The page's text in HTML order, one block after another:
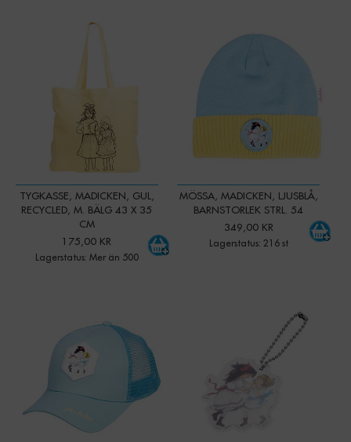
TYGKASSE, MADICKEN, GUL,
RECYCLED, M. BÄLG 43 X 35
CM
175,00 KR
Lagerstatus: Mer än 500
MÖSSA, MADICKEN, LJUSBLÅ,
BARNSTORLEK STRL. 54
349,00 KR
Lagerstatus: 216 st
+